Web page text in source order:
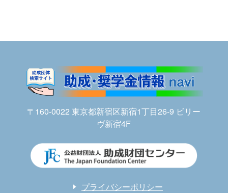
〒160-0022 東京都新宿区新宿1丁目26-9 ビリー
ヴ新宿4F
プライバシーポリシー